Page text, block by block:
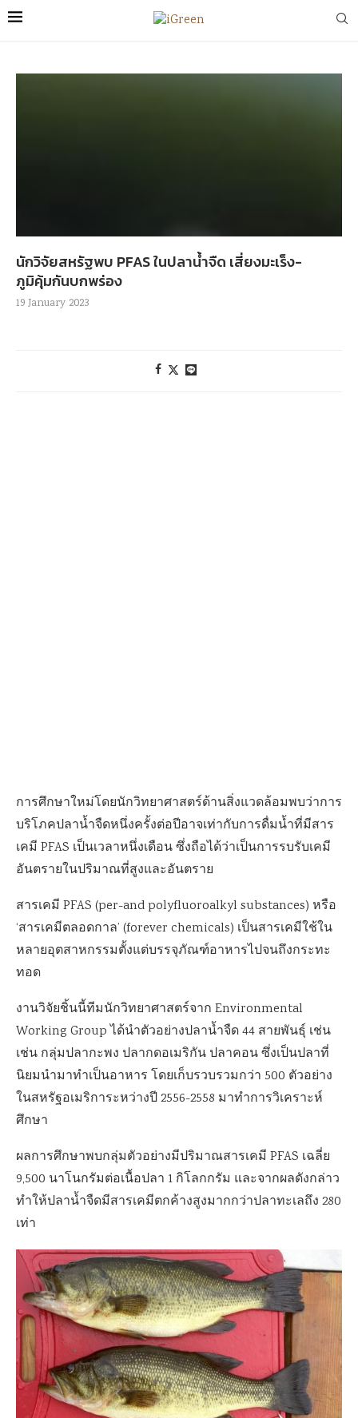
นักวิจัยสหรัฐพบ PFAS ในปลาน้ำจืด เสี่ยงมะเร็ง-
ภูมิคุ้มกันบกพร่อง
19 January 2023
การศึกษาใหม่โดยนักวิทยาศาสตร์ด้านสิ่งแวดล้อมพบว่าการ
บริโภคปลาน้ำจืดหนึ่งครั้งต่อปีอาจเท่ากับการดื่มน้ำที่มีสาร
เคมี PFAS เป็นเวลาหนึ่งเดือนซึ่งถือได้ว่าเป็นการรบรับเคมี
อันตรายในปริมาณที่สูงและอันตราย
สารเคมี PFAS (per-and polyfluoroalkyl substances) หรือ
‘สารเคมีตลอดกาล’ (forever chemicals) เป็นสารเคมีใช้ใน
หลายอุตสาหกรรมตั้งแต่บรรจุภัณฑ์อาหารไปจนถึงกระทะ
ทอด
งานวิจัยชิ้นนี้ทีมนักวิทยาศาสตร์จาก Environmental
Working Groupได้นำตัวอย่างปลาน้ำจืด44 สายพันธุ์ เช่น
เช่น กลุ่มปลากะพง ปลากดอเมริกัน ปลาคอน ซึ่งเป็นปลาที่
นิยมนำมาทำเป็นอาหาร โดยเก็บรวบรวมกว่า 500 ตัวอย่าง
ในสหรัฐอเมริการะหว่างปี 2556-2558 มาทำการวิเคราะห์
ศึกษา
ผลการศึกษาพบกลุ่มตัวอย่างมีปริมาณสารเคมี PFAS เฉลี่ย
9,500 นาโนกรัมต่อเนื้อปลา 1 กิโลกกรัม และจากผลดังกล่าว
ทำให้ปลาน้ำจืดมีสารเคมีตกค้างสูงมากกว่าปลาทะเลถึง 280
เท่า